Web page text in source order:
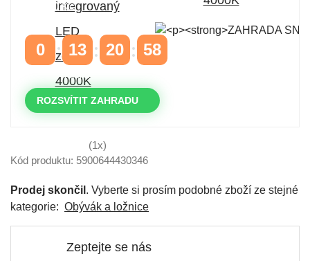
10.000 Kč
0 13
HODINY
20 57
ROZSVÍTIT ZAHRADU
(1x)
Kód produktu: 5900644430346
Prodej skončil . Vyberte si prosím podobné zboží ze stejné
kategorie: Obývák a ložnice
Zeptejte se nás